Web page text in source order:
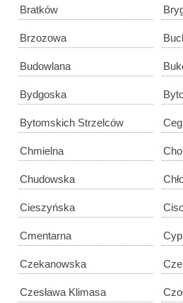
Bratków
Brzozowa
Budowlana
Bydgoska
Bytomskich Strzelców
Chmielna
Chudowska
Cieszyńska
Cmentarna
Czekanowska
Czesława Klimasa